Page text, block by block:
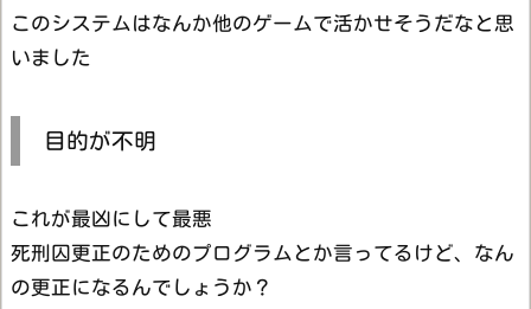
このシステムはなんか他のゲームで活かせそうだなと思
いました
目的が不明
これが最凶にして最悪
死刑囚更正のためのプログラムとか言ってるけど、なん
の更正になるんでしょうか？